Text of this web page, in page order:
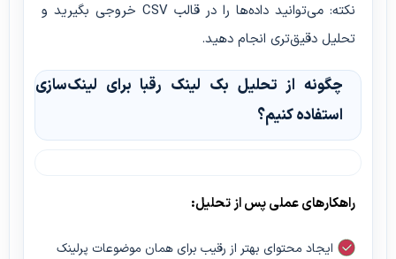
نکته:
می‌توانید داده‌ها را در قالب CSV خروجی بگیرید و
تحلیل دقیق‌تری انجام دهید.
چگونه از تحلیل بک لینک رقبا برای لینک‌سازی
استفاده کنیم؟
راهکارهای عملی پس از تحلیل:
ایجاد محتوای بهتر از رقیب برای همان موضوعات پرلینک